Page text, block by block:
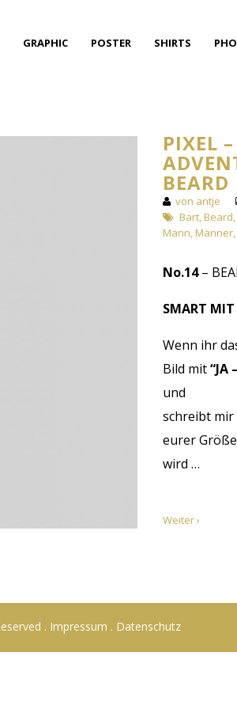
GRAPHIC POSTER SHIRTS
PIXEL
BEARD
von antje
Bart,Beard,
Mann,Männer
No.14–
SMART MIT
Wenn ihr
Bild mit“JA
und
schreibt mir
eurer
wird …
Weiter ›
. Impressum . Datenschutz